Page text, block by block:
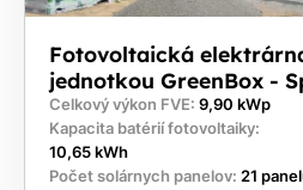
Fotovoltaická
jednotkou GreenBox -
Celkový výkon FVE: 9,90 kWp
Kapacita batérií fotovoltaiky:
10,65 kWh
Počet solárnych panelov: 21